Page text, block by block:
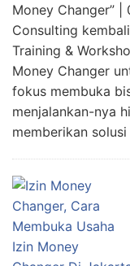
Money Changer” |
Consulting
Training &
Money Changer
fokus membuka
menjalankan-nya
memberikan